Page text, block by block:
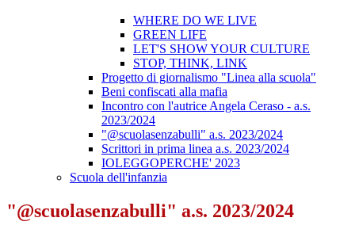
WHERE DO WE LIVE
GREEN LIFE
LET'S SHOW YOUR CULTURE
STOP, THINK, LINK
Progetto di giornalismo "Linea alla scuola"
Beni confiscati alla mafia
Incontro con l'autrice Angela Ceraso - a.s.
2023/2024
"@scuolasenzabulli" a.s. 2023/2024
Scrittori in prima linea a.s. 2023/2024
IOLEGGOPERCHE' 2023
Scuola dell'infanzia
"@scuolasenzabulli" a.s. 2023/2024